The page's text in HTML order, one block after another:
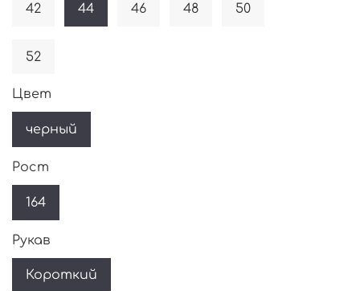
42 44 46 48 50
52
Цвет
черный
Рост
164
Рукав
Короткий